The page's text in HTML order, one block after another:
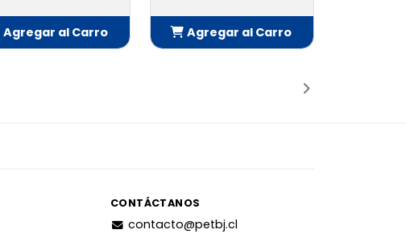
Agregar al Carro
Agregar al Carro
CONTÁCTANOS
contacto@petbj.cl